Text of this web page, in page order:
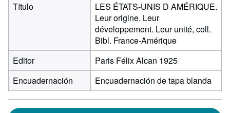
Título
LES ÉTATS-UNIS D AMÉRIQUE.
Leur origine. Leur
développement. Leur unité, coll.
Bibl. France-Amérique
Editor
Paris Félix Alcan 1925
Encuadernación
Encuadernación de tapa blanda